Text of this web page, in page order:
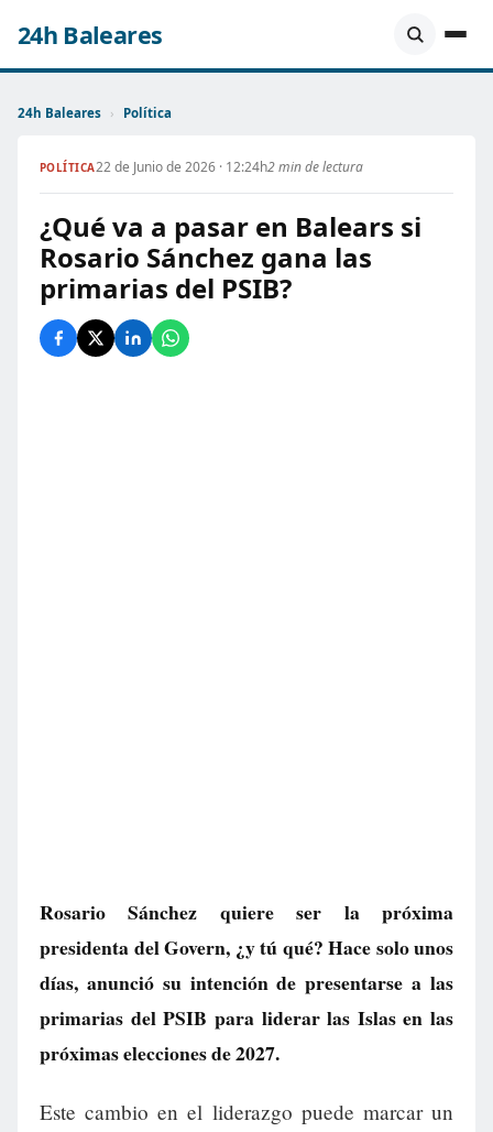
24h Baleares
24h Baleares › Política
POLÍTICA22 de Junio de 2026 · 12:24h2 min de lectura
¿Qué va a pasar en Balears si
Rosario Sánchez gana las
primarias del PSIB?
Rosario Sánchez quiere ser la próxima
presidenta del Govern, ¿y tú qué? Hace solo unos
días, anunció su intención de presentarse a las
primarias del PSIB para liderar las Islas en las
próximas elecciones de 2027.
Este cambio en el liderazgo puede marcar un